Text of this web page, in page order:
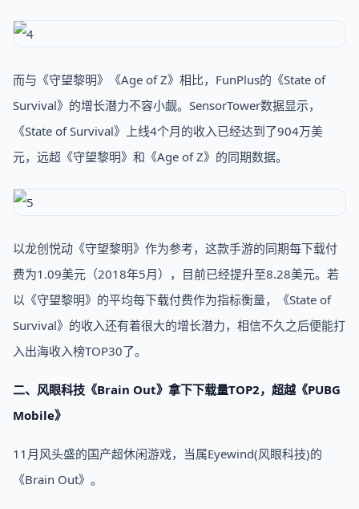
而与《守望黎明》《Age of Z》相比，FunPlus的《State of
Survival》的增长潜力不容小觑。SensorTower数据显示，
《State of Survival》上线4个月的收入已经达到了904万美
元，远超《守望黎明》和《Age of Z》的同期数据。
以龙创悦动《守望黎明》作为参考，这款手游的同期每下载付
费为1.09美元（2018年5月），目前已经提升至8.28美元。若
以《守望黎明》的平均每下载付费作为指标衡量，《State of
Survival》的收入还有着很大的增长潜力，相信不久之后便能打
入出海收入榜TOP30了。
二、风眼科技《Brain Out》拿下下载量TOP2，超越《PUBG
Mobile》
11月风头盛的国产超休闲游戏，当属Eyewind(风眼科技)的
《Brain Out》。